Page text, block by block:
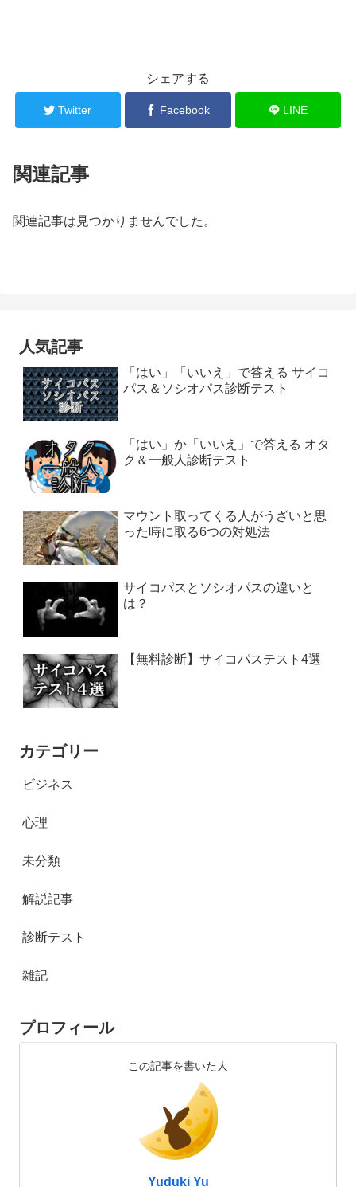
シェアする
Twitter Facebook LINE
関連記事
関連記事は見つかりませんでした。
人気記事
「はい」「いいえ」で答える サイコ
パス＆ソシオパス診断テスト
「はい」か「いいえ」で答える オタ
ク＆一般人診断テスト
マウント取ってくる人がうざいと思
った時に取る6つの対処法
サイコパスとソシオパスの違いと
は？
【無料診断】サイコパステスト4選
カテゴリー
ビジネス
心理
未分類
解説記事
診断テスト
雑記
プロフィール
この記事を書いた人
Yuduki Yu